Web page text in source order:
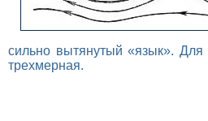
сильно вытянутый «язык». Для
трехмерная.